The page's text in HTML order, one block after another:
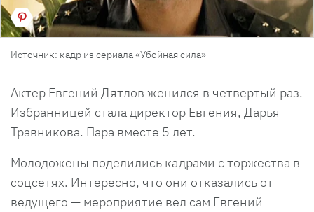
Источник: кадр из сериала «Убойная сила»
Актер Евгений Дятлов женился в четвертый раз.
Избранницей стала директор Евгения, Дарья
Травникова. Пара вместе 5 лет.
Молодожены поделились кадрами с торжества в
соцсетях. Интересно, что они отказались от
ведущего — мероприятие вел сам Евгений